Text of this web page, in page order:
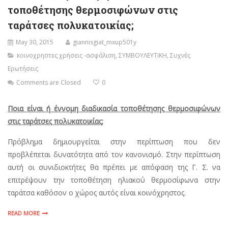
τοποθέτησης θερμοσιφώνων στις
ταράτσες πολυκατοικίας;
May 30, 2015
giannisgiat_mxup501y
κοινοχρηστες χρήσεις -ασφάλιση, ΣΥΜΒΟΥΛΕΥΤΙΚΗ, Συχνές
Ερωτήσεις
Comments are Closed
0
Ποια είναι ή έννομη διαδικασία τοποθέτησης θερμοσιφώνων
στις ταράτσες πολυκατοικίας;
Πρόβλημα δημιουργείται στην περίπτωση που δεν
προβλέπεται δυνατότητα από τον κανονισμό. Στην περίπτωση
αυτή οι συνιδιοκτήτες θα πρέπει με απόφαση της Γ. Σ. να
επιτρέψουν την τοποθέτηση ηλιακού θερμοσίφωνα στην
ταράτσα καθόσον ο χώρος αυτός είναι κοινόχρηστος.
READ MORE